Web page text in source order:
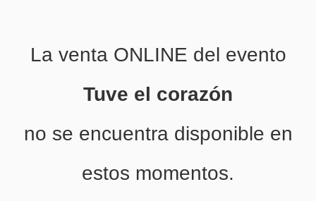
La venta ONLINE del evento
Tuve el corazón
no se encuentra disponible en
estos momentos.